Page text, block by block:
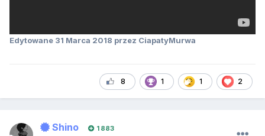
Edytowane 31 Marca 2018 przez CiapatyMurwa
8 1 1 2
Shino 1 883